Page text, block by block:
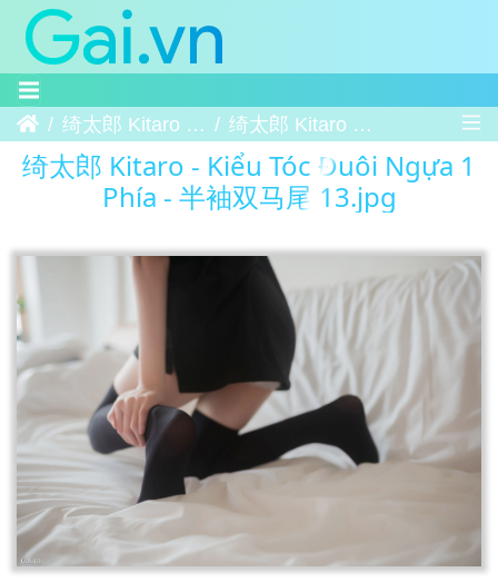
Trang chủ绮太郎 Kitaro - Kiểu Tóc Đuôi Ngựa 1 Phía - 半袖双马尾 绮太郎 Kitaro - Kiểu Tóc Đuôi Ngựa 1 Phía - 半袖双马尾 13
绮太郎 Kitaro - Kiểu Tóc Đuôi Ngựa 1
Phía - 半袖双马尾 13.jpg